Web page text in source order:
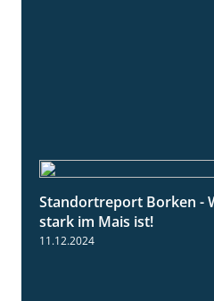
Standortreport Borken -
stark im Mais ist!
11.12.2024